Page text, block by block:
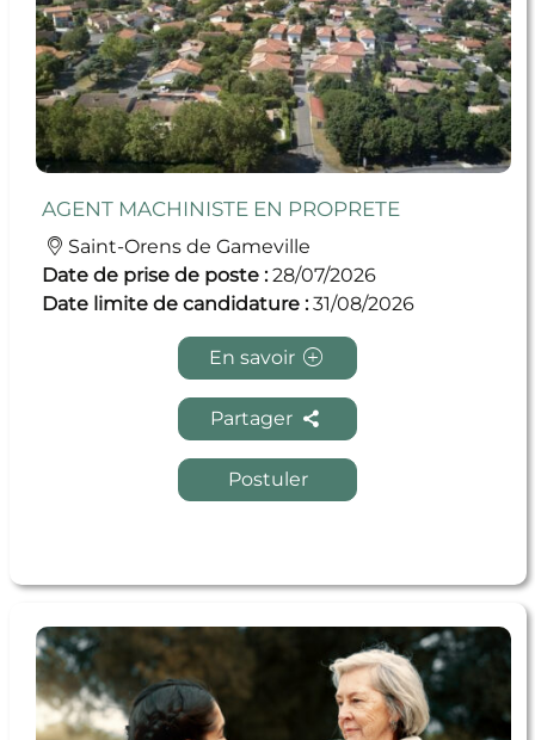
AGENT MACHINISTE EN PROPRETE
Saint-Orens de Gameville
Date de prise de poste :28/07/2026
Date limite de candidature :31/08/2026
En savoir
Partager
Postuler
des personnes âgées en situation d’isolement